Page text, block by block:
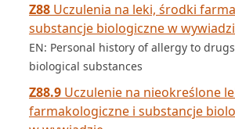
Z88 Uczulenia na leki, środki
substancje biologiczne w
EN: Personal history of allergy to
biological substances
Z88.9 Uczulenie na nieokreślone
farmakologiczne i substancje